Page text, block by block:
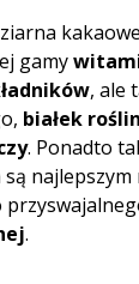
gamy
, ale
białek
. Ponadto
.